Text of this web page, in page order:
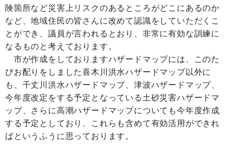
険箇所など災害上リスクのあるところがどこにあるのか
など、地域住民の皆さんに改めて認識をしていただくこ
とができ、議員が言われるとおり、非常に有効な訓練に
なるものと考えております。
市が作成をしておりますハザードマップには、このた
びお配りをしました喜木川洪水ハザードマップ以外に
も、千丈川洪水ハザードマップ、津波ハザードマップ、
今年度改定をする予定となっている土砂災害ハザードマ
ップ、さらに高潮ハザードマップについても今年度作成
する予定としており、これらも含めて有効活用ができれ
ばというふうに思っております。